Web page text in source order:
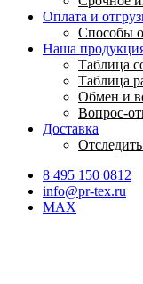
Оплата и
Способы
Наша
Таблица
Таблица
Обмен и
Вопрос-
Доставка
Отследить
8 495 150 0812
info@pr-tex.ru
MAX